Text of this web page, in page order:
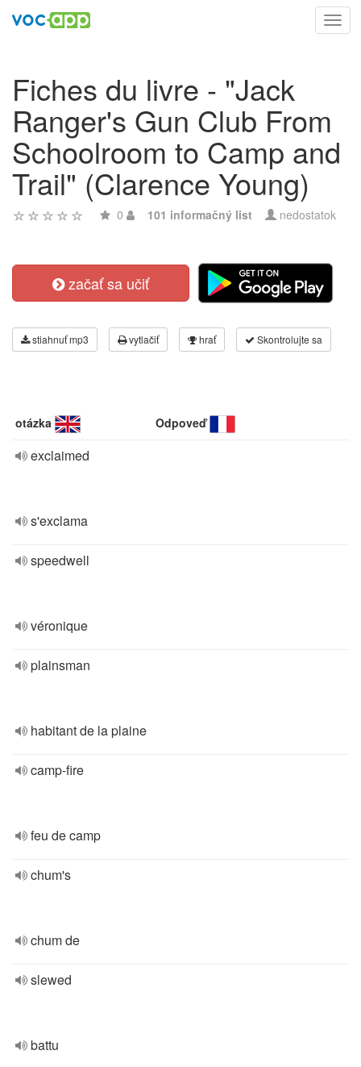
Fiches du livre - "Jack
Ranger's Gun Club From
Schoolroom to Camp and
Trail" (Clarence Young)
0 101 informačný list nedostatok
začať sa učiť
stiahnuť mp3 vytlačiť hrať Skontrolujte sa
otázka Odpoveď
exclaimed
s'exclama
speedwell
véronique
plainsman
habitant de la plaine
camp-fire
feu de camp
chum's
chum de
slewed
battu